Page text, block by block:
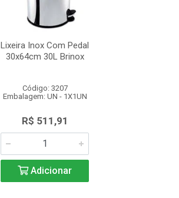
Lixeira Inox Com Pedal
30x64cm 30L Brinox
Código: 3207
Embalagem: UN - 1X1UN
R$ 511,91
Adicionar